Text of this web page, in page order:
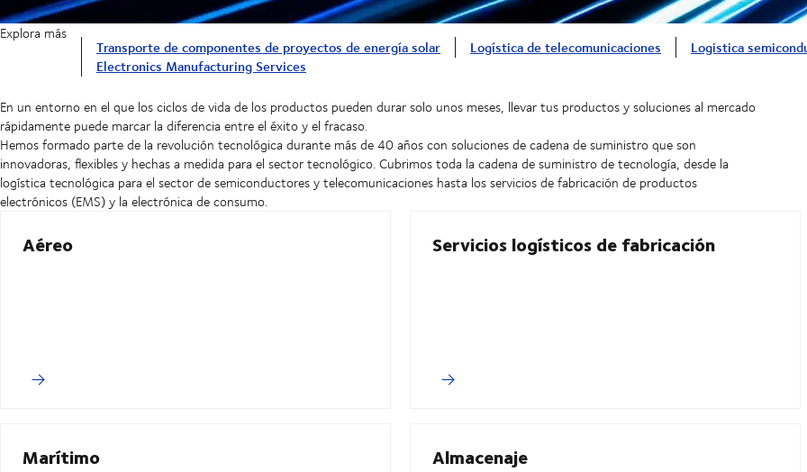
Explora más
Transporte de componentes de proyectos de energía solar Logística de telecomunicaciones Logistica
Electronics Manufacturing Services
En un entorno en el que los ciclos de vida de los productos pueden durar solo unos meses, llevar tus productos y soluciones al mercado
rápidamente puede marcar la diferencia entre el éxito y el fracaso.
Hemos formado parte de la revolución tecnológica durante más de 40 años con soluciones de cadena de suministro que son
innovadoras, flexibles y hechas a medida para el sector tecnológico. Cubrimos toda la cadena de suministro de tecnología, desde la
logística tecnológica para el sector de semiconductores y telecomunicaciones hasta los servicios de fabricación de productos
electrónicos (EMS) y la electrónica de consumo.
Aéreo Servicios logísticos de fabricación
Marítimo Almacenaje